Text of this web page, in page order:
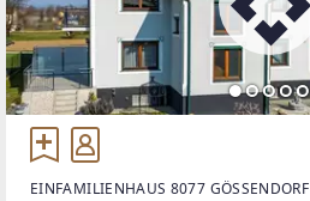
EINFAMILIENHAUS 8077 GÖSSENDORF